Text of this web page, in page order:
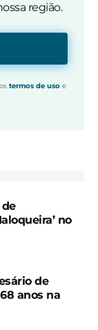
região.
termos de usoe
no
de
anos na